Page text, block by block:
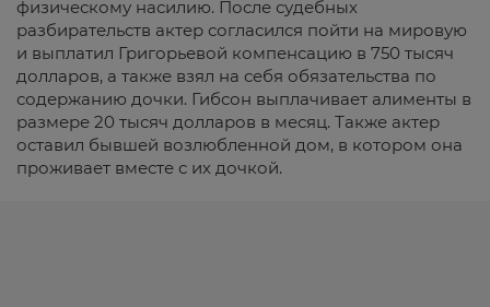
физическому насилию. После судебных
разбирательств актер согласился пойти на мировую
и выплатил Григорьевой компенсацию в 750 тысяч
долларов, а также взял на себя обязательства по
содержанию дочки. Гибсон выплачивает алименты в
размере 20 тысяч долларов в месяц. Также актер
оставил бывшей возлюбленной дом, в котором она
проживает вместе с их дочкой.